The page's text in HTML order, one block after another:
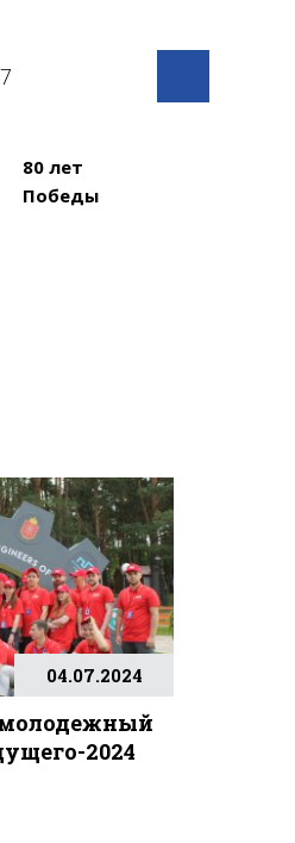
80 лет
Победы
04.07.2024
2024